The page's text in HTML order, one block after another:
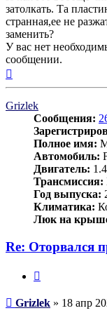
затолкать. Та
странная,ее не
заменить?
У вас нет
сообщении.
Grizlek
Сообщения:
Полное имя:
Автомобиль:
Двигатель:
Трансмиссия:
Год выпуска:
Климатика:
Люк на
Re: Оторвался
Сообщение
Grizlek » 18 апр